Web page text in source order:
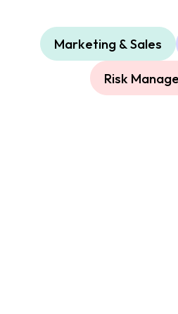
Marketing & Sales
Risk